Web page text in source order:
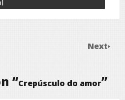
Next
“Crepúsculo do amor”